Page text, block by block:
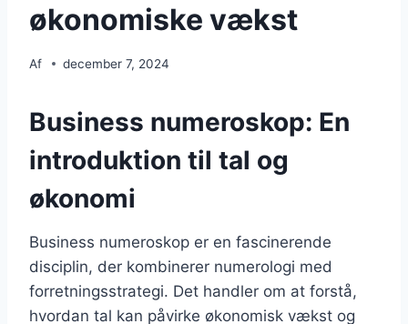
økonomiske vækst
Af december 7, 2024
Business numeroskop: En
introduktion til tal og
økonomi
Business numeroskop er en fascinerende
disciplin, der kombinerer numerologi med
forretningsstrategi. Det handler om at forstå,
hvordan tal kan påvirke økonomisk vækst og